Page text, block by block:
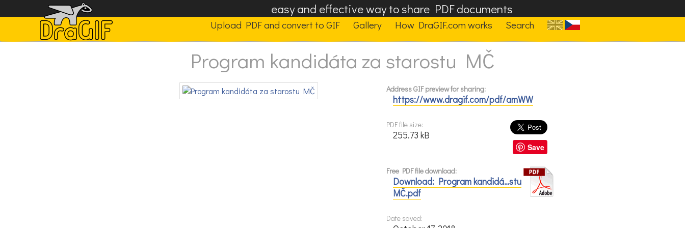
easy and effective way to share PDF documents
Upload PDF and convert to GIF Gallery How DraGIF.com works Search
Program kandidáta za starostu MČ
Address GIF preview for sharing:
https://www.dragif.com/pdf/amWW
Save
PDF file size:
255.73 kB
Free PDF file download:
Download: Program kandidá…stu
MČ.pdf
Date saved: